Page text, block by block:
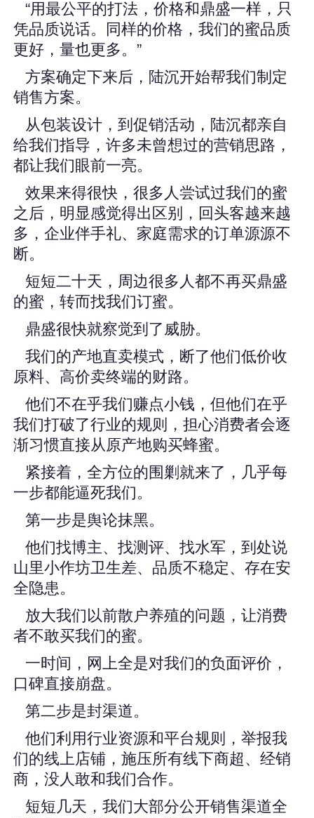
“用最公平的打法，价格和鼎盛一样，只
凭品质说话。同样的价格，我们的蜜品质
更好，量也更多。”
方案确定下来后，陆沉开始帮我们制定
销售方案。
从包装设计，到促销活动，陆沉都亲自
给我们指导，许多未曾想过的营销思路，
都让我们眼前一亮。
效果来得很快，很多人尝试过我们的蜜
之后，明显感觉得出区别，回头客越来越
多，企业伴手礼、家庭需求的订单源源不
断。
短短二十天，周边很多人都不再买鼎盛
的蜜，转而找我们订蜜。
鼎盛很快就察觉到了威胁。
我们的产地直卖模式，断了他们低价收
原料、高价卖终端的财路。
他们不在乎我们赚点小钱，但他们在乎
我们打破了行业的规则，担心消费者会逐
渐习惯直接从原产地购买蜂蜜。
紧接着，全方位的围剿就来了，几乎每
一步都能逼死我们。
第一步是舆论抹黑。
他们找博主、找测评、找水军，到处说
山里小作坊卫生差、品质不稳定、存在安
全隐患。
放大我们以前散户养殖的问题，让消费
者不敢买我们的蜜。
一时间，网上全是对我们的负面评价，
口碑直接崩盘。
第二步是封渠道。
他们利用行业资源和平台规则，举报我
们的线上店铺，施压所有线下商超、经销
商，没人敢和我们合作。
短短几天，我们大部分公开销售渠道全